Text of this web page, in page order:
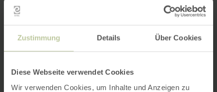
Zustimmung Details Über Cookies
Diese Webseite verwendet Cookies
Wir verwenden Cookies, um Inhalte und Anzeigen zu